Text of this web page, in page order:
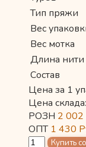
Тип пряжи
Вес
Вес мотка
Длина нити
Состав
Цена за 1
Цена склада:
РОЗН 2 002
ОПТ 1 430